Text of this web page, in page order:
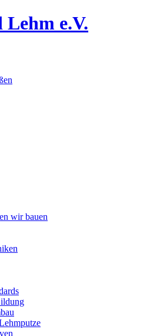
Lehm e.V.
wir bauen